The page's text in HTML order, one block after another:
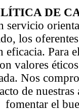
DE
servicio
los
eficacia. Para
valores
Nos
de
fomentar el